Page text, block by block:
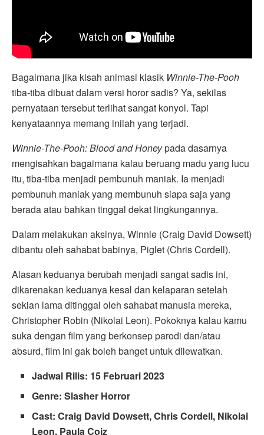
Bagaimana jika kisah animasi klasik Winnie-The-Pooh
tiba-tiba dibuat dalam versi horor sadis? Ya, sekilas
pernyataan tersebut terlihat sangat konyol. Tapi
kenyataannya memang inilah yang terjadi.
Winnie-The-Pooh: Blood and Honeypada dasarnya
mengisahkan bagaimana kalau beruang madu yang lucu
itu, tiba-tiba menjadi pembunuh maniak. Ia menjadi
pembunuh maniak yang membunuh siapa saja yang
berada atau bahkan tinggal dekat lingkungannya.
Dalam melakukan aksinya, Winnie (Craig David Dowsett)
dibantu oleh sahabat babinya, Piglet (Chris Cordell).
Alasan keduanya berubah menjadi sangat sadis ini,
dikarenakan keduanya kesal dan kelaparan setelah
sekian lama ditinggal oleh sahabat manusia mereka,
Christopher Robin (Nikolai Leon). Pokoknya kalau kamu
suka dengan film yang berkonsep parodi dan/atau
absurd, film ini gak boleh banget untuk dilewatkan.
Jadwal Rilis: 15 Februari 2023
Genre: Slasher Horror
Cast: Craig David Dowsett, Chris Cordell, Nikolai
Leon, Paula Coiz